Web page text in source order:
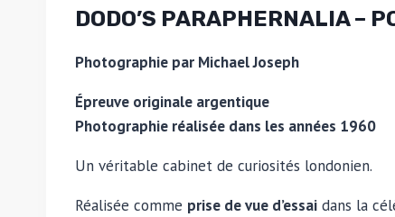
DODO’S PARAPHERNALIA –
Photographie par Michael Joseph
Épreuve originale argentique
Photographie réalisée dans les années 1960
Un véritable cabinet de curiosités londonien.
Réalisée comme prise de vue d’essai dans la